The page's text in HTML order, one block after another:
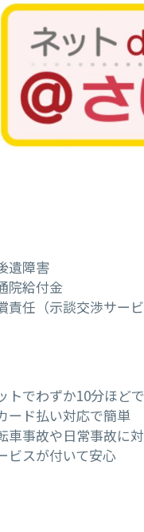
遺障害
院給付金
責任（示談交渉サー
トでわずか10分ほど
ード払い対応で簡単
車事故や日常事故に
ビスが付いて安心